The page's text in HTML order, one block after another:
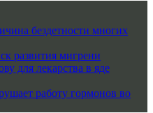
бездетности многих
развития мигрени
для лекарства в яде
работу гормонов во